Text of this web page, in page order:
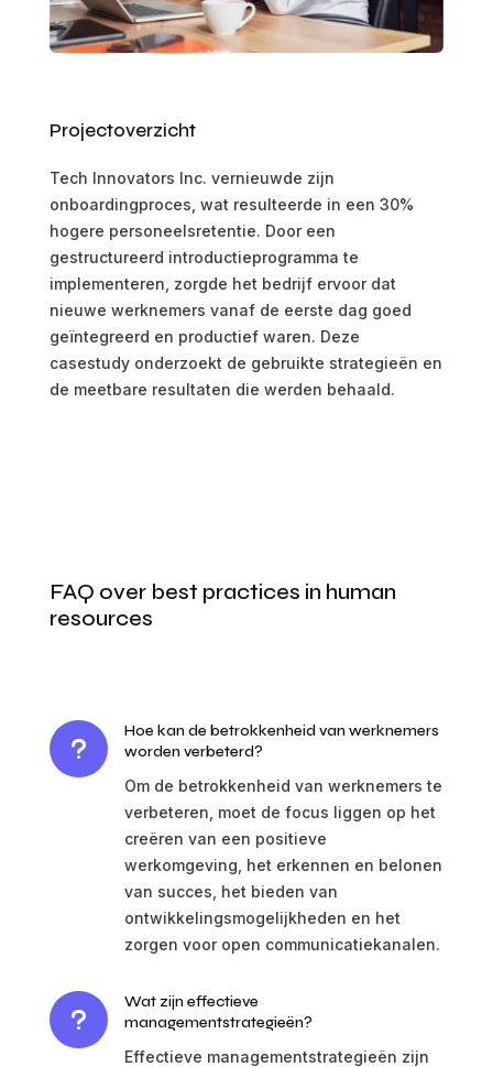
Projectoverzicht
Tech Innovators Inc. vernieuwde zijn
onboardingproces, wat resulteerde in een 30%
hogere personeelsretentie. Door een
gestructureerd introductieprogramma te
implementeren, zorgde het bedrijf ervoor dat
nieuwe werknemers vanaf de eerste dag goed
geïntegreerd en productief waren. Deze
casestudy onderzoekt de gebruikte strategieën en
de meetbare resultaten die werden behaald.
FAQ over best practices in human
resources
u
Hoe kan de betrokkenheid van werknemers
worden verbeterd?
Om de betrokkenheid van werknemers te
verbeteren, moet de focus liggen op het
creëren van een positieve
werkomgeving, het erkennen en belonen
van succes, het bieden van
ontwikkelingsmogelijkheden en het
zorgen voor open communicatiekanalen.
u
Wat zijn effectieve
managementstrategieën?
Effectieve managementstrategieën zijn